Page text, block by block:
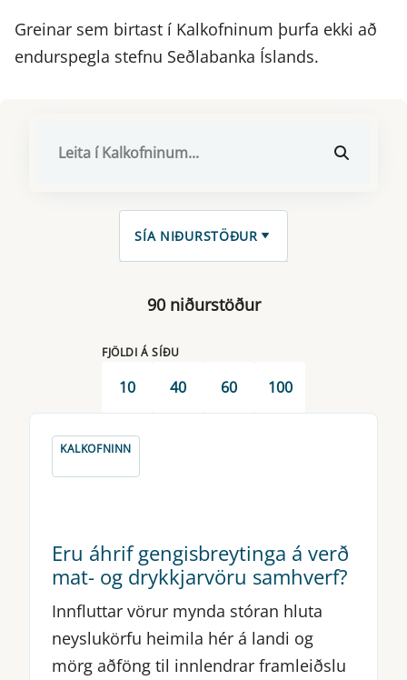
Greinar sem birtast í Kalkofninum þurfa ekki að
endurspegla stefnu Seðlabanka Íslands.
SÍA NIÐURSTÖÐUR
RÖÐUN
Hreinsa val
90 niðurstöður
FJÖLDI Á SÍÐU
10 40 60 100
KALKOFNINN
Eru áhrif gengisbreytinga á verð
mat- og drykkjarvöru samhverf?
Innfluttar vörur mynda stóran hluta
neyslukörfu heimila hér á landi og
mörg aðföng til innlendrar framleiðslu